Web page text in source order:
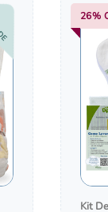
26%
Kit